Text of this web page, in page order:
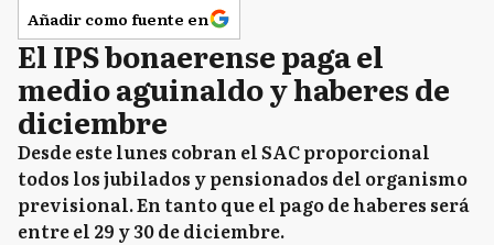
Añadir como fuente en
El IPS bonaerense paga el
medio aguinaldo y haberes de
diciembre
Desde este lunes cobran el SAC proporcional
todos los jubilados y pensionados del organismo
previsional. En tanto que el pago de haberes será
entre el 29 y 30 de diciembre.